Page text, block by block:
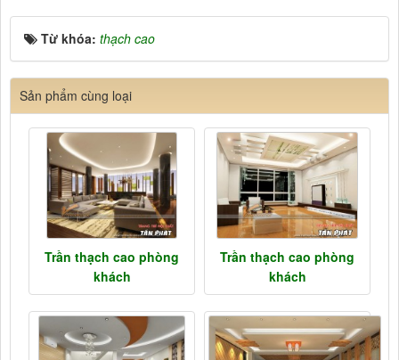
Từ khóa: thạch cao
Sản phẩm cùng loại
Trần thạch cao phòng
khách
Trần thạch cao phòng
khách